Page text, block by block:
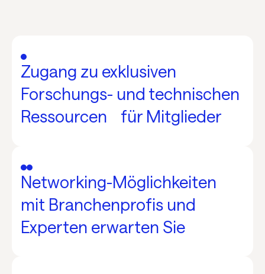
Zugang zu exklusiven
Forschungs- und technischen
Ressourcen für Mitglieder
Networking-Möglichkeiten
mit Branchenprofis und
Experten erwarten Sie